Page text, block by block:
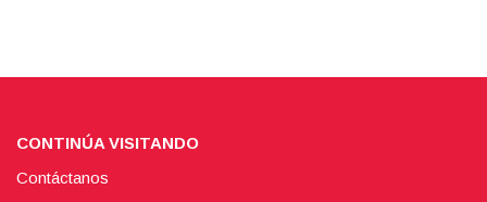
CONTINÚA VISITANDO
Contáctanos